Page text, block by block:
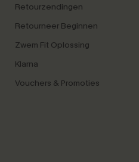
Retourzendingen
Retourneer Beginnen
Zwem Fit Oplossing
Klarna
Vouchers & Promoties